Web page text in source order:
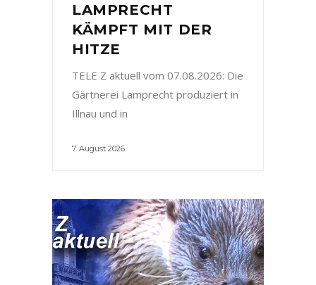
LAMPRECHT
KÄMPFT MIT DER
HITZE
TELE Z aktuell vom 07.08.2026: Die
Gärtnerei Lamprecht produziert in
Illnau und in
7. August 2026